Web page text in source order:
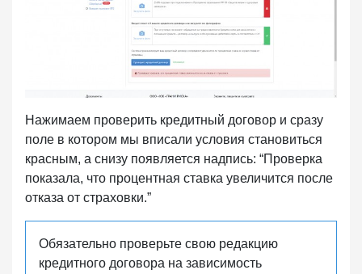
Нажимаем проверить кредитный договор и сразу
поле в котором мы вписали условия становиться
красным, а снизу появляется надпись: “Проверка
показала, что процентная ставка увеличится после
отказа от страховки.”
Обязательно проверьте свою редакцию
кредитного договора на зависимость